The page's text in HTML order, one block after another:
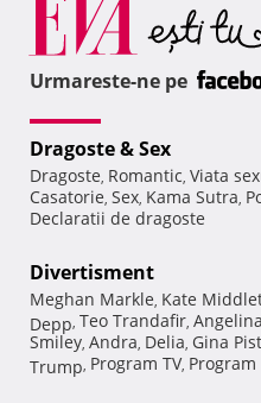
Urmareste-ne pe
Dragoste & Sex
Dragoste, Romantic, Viata
Casatorie, Sex, Kama Sutra,
Declaratii de dragoste
Divertisment
Meghan Markle, Kate
Depp, Teo Trandafir,
Smiley, Andra, Delia, Gina
Trump, Program TV, Program